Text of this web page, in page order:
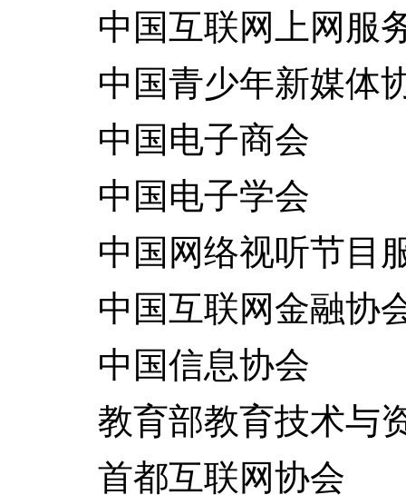
中国互联网上网服
中国青少年新媒体
中国电子商会
中国电子学会
中国网络视听节目
中国互联网金融协
中国信息协会
教育部教育技术与
首都互联网协会